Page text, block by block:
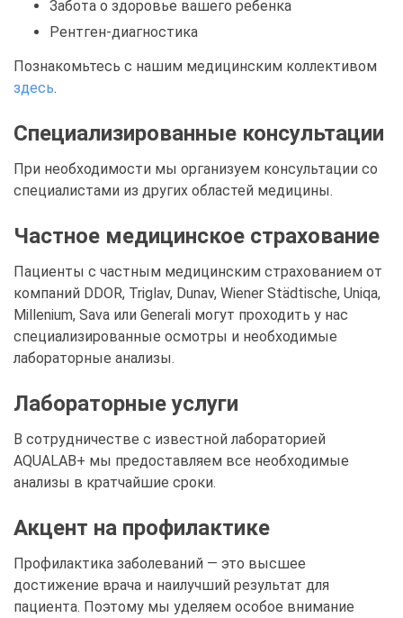
Забота о здоровье вашего ребенка
Рентген-диагностика
Познакомьтесь с нашим медицинским коллективом
здесь.
Специализированные консультации
При необходимости мы организуем консультации со
специалистами из других областей медицины.
Частное медицинское страхование
Пациенты с частным медицинским страхованием от
компаний DDOR, Triglav, Dunav, Wiener Städtische, Uniqa,
Millenium, Sava или Generali могут проходить у нас
специализированные осмотры и необходимые
лабораторные анализы.
Лабораторные услуги
В сотрудничестве с известной лабораторией
AQUALAB+ мы предоставляем все необходимые
анализы в кратчайшие сроки.
Акцент на профилактике
Профилактика заболеваний — это высшее
достижение врача и наилучший результат для
пациента. Поэтому мы уделяем особое внимание